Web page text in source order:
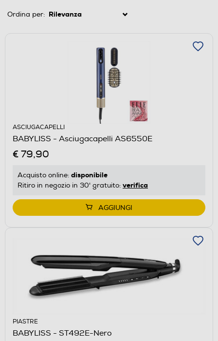
Ordina per:
ASCIUGACAPELLI
BABYLISS - Asciugacapelli AS6550E
€ 79,90
Acquisto online: disponibile
Ritiro in negozio in 30' gratuito: verifica
AGGIUNGI
PIASTRE
BABYLISS - ST492E-Nero